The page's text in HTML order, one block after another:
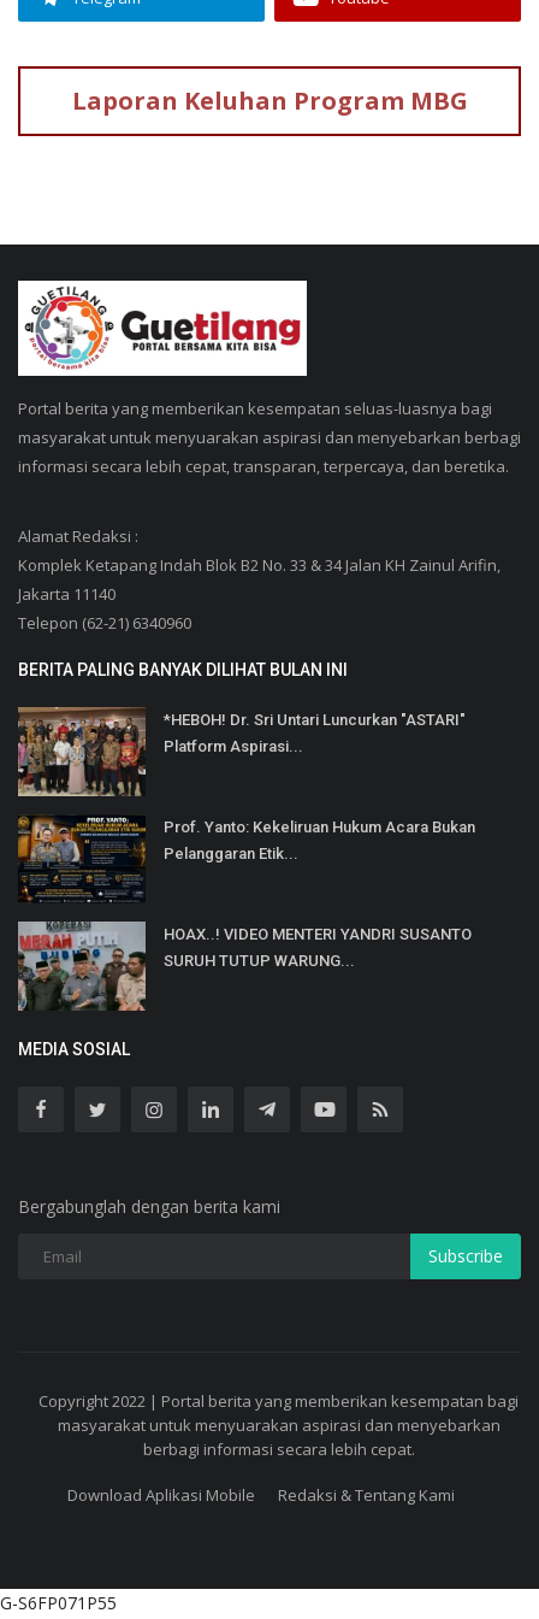
Laporan Keluhan Program MBG
Portal berita yang memberikan kesempatan seluas-luasnya bagi
masyarakat untuk menyuarakan aspirasi dan menyebarkan berbagi
informasi secara lebih cepat, transparan, terpercaya, dan beretika.
Alamat Redaksi :
Komplek Ketapang Indah Blok B2 No. 33 & 34 Jalan KH Zainul Arifin,
Jakarta 11140
Telepon (62-21) 6340960
BERITA PALING BANYAK DILIHAT BULAN INI
*HEBOH! Dr. Sri Untari Luncurkan "ASTARI"
Platform Aspirasi...
Prof. Yanto: Kekeliruan Hukum Acara Bukan
Pelanggaran Etik...
HOAX..! VIDEO MENTERI YANDRI SUSANTO
SURUH TUTUP WARUNG...
MEDIA SOSIAL
Bergabunglah dengan berita kami
Subscribe
Copyright 2022 | Portal berita yang memberikan kesempatan bagi
masyarakat untuk menyuarakan aspirasi dan menyebarkan
berbagi informasi secara lebih cepat.
Download Aplikasi Mobile Redaksi & Tentang Kami
G-S6FP071P55